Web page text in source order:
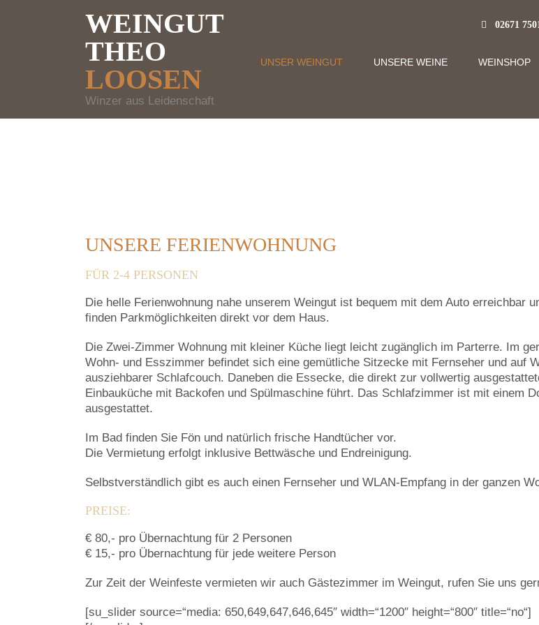
WEINGUT
THEO
LOOSEN
Winzer aus Leidenschaft
02671
UNSER WEINGUT UNSERE WEINE WEINSHOP
UNSERE FERIENWOHNUNG
FÜR 2-4 PERSONEN
Die helle Ferienwohnung nahe unserem Weingut ist bequem mit dem Auto erreichbar
finden Parkmöglichkeiten direkt vor dem Haus.
Die Zwei-Zimmer Wohnung mit kleiner Küche liegt leicht zugänglich im Parterre. Im
Wohn- und Esszimmer befindet sich eine gemütliche Sitzecke mit Fernseher und auf
ausziehbarer Schlafcouch. Daneben die Essecke, die direkt zur vollwertig
Einbauküche mit Backofen und Spülmaschine führt. Das Schlafzimmer ist mit einem
ausgestattet.
Im Bad finden Sie Fön und natürlich frische Handtücher vor.
Die Vermietung erfolgt inklusive Bettwäsche und Endreinigung.
Selbstverständlich gibt es auch einen Fernseher und WLAN-Empfang in der ganzen
PREISE:
€ 80,- pro Übernachtung für 2 Personen
€ 15,- pro Übernachtung für jede weitere Person
Zur Zeit der Weinfeste vermieten wir auch Gästezimmer im Weingut, rufen Sie uns
[su_slider source=“media: 650,649,647,646,645″ width=“1200″ height=“800″ title=“no“]